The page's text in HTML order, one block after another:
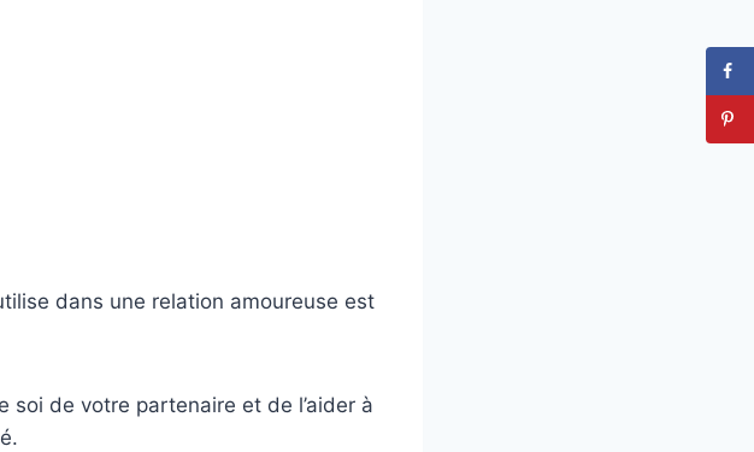
dans une relation amoureuse est
soi de votre partenaire et de l’aider à